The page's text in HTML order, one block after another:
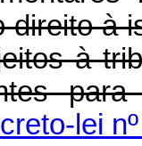
direito à
à
lei